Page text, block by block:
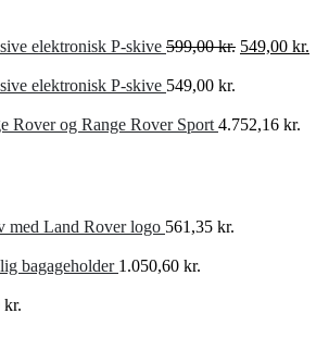
elektronisk P-skive 599,00kr. Den
599,00 kr..
549,00 kr.
elektronisk P-skive 549,00 kr.
Rover og Range Rover Sport 4.752,16 kr.
med Land Rover logo 561,35 kr.
bagageholder 1.050,60 kr.
kr.